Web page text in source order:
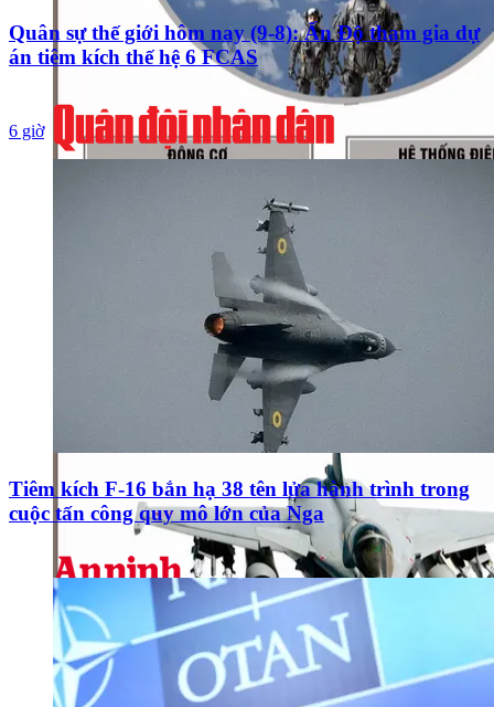
Quân sự thế giới hôm nay (9-8): Ấn Độ tham gia dự
án tiêm kích thế hệ 6 FCAS
6 giờ
Tiêm kích F-16 bắn hạ 38 tên lửa hành trình trong
cuộc tấn công quy mô lớn của Nga